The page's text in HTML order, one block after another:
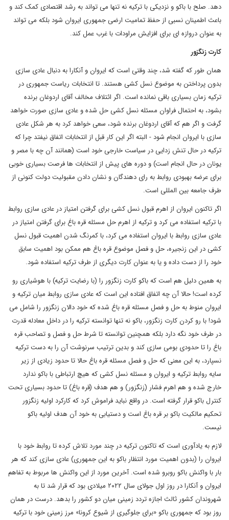
دهد. صلح با باکو و نزدیکی با ترکیه نه تنها می تواند به رشد اقتصادی کمک کند و
باعث اطمینان نسبی از حفظ تمامیت ارضی جمهوری ایروان شود بلکه می تواند
به عنوان دروازه ای برای افزایش مراودات با غرب عمل کند.
کارت زنگزور
همان طور که گفته شد، چند وقتی است که ایروان و آنکارا به دنبال عادی سازی
بدون پرداختن به موضوع نسل کشی هستند. تا انتخابات ریاست جمهوری در
ترکیه زمان بسیاری باقی نمانده است. اگر ائتلاف مخالف آقای اردوغان برنده
بشود، به احتمال فراوان مسئله نسل کشی حل شده و عادی سازی صورت خواهد
گرفت و اگر هم که آقای اردوغان برنده شود، سعی خواهد کرد به هر شکل عادی
سازی با ایروان انجام شود - البته اگر این کار قبل از انتخابات اتفاق نیفتد چرا که
ترکیه در حال تنش زدایی در سیاست خارجی خود است (همانند آن چه با مصر و
یونان در حال انجام است) و دوره های پیش از انتخابات ها فرصت بسیاری خوبی
برای عرضه بهبودی روابط به رای دهندگان و نشان دادن مقبولیت دولت کنونی از
طرف جامعه بین المللی است.
اگر تاکنون ایروان از اهرم قبول نسل کشی برای گرفتن امتیاز در عادی سازی روابط
با ترکیه استفاده می کرد و ترکیه از اهرم حل مسئله قره باغ برای گرفتن امتیاز در
عادی سازی روابط با ایروان استفاده می کرد، با کمرنگ شدن اهمیت قبول نسل
کشی در این زنجیره، حل و فصل موضوع قره باغ هم ممکن بود اهمیت سابق
خود را از دست داده و یا به عنوان کارت دیگری از طرف ترکیه استفاده شود.
به همین دلیل هم است که باکو کارت زنگزور را (با رضایت ترکیه) با هوشیاری رو
کرده است! حالا آن چه اتفاق افتاده این است که عادی سازی روابط میان ترکیه و
ایروان منوط به حل و فصل مسئله قره باغ شده که خود دالان زنگزور را شامل می
شود! با رو کردن کارت زنگزور، باکو نه تنها توانسته ترکیه را در داخل معادله قدرت
در طرف خود نگه دارد بلکه همچنین توانسته تا شرط حل و فصل و تصاحب قره
باغ را تا حدودی بومی سازی کند و بدین ترتیب سرنوشت آن را به دست ترکیه
نسپارد، به این معنی که حل و فصل مسئله قره باغ حالا تا حدود زیادی از زیر
سایه روابط ترکیه و ایروان و مسئله نسل کشی که هیچ ارتباطی با باکو ندارد
خارج شده و هم اهرم فشار (زنگزور) و هم هدف (قره باغ) تا حدود بسیاری تحت
کنترل باکو قرار گرفته است. در واقع نباید فراموش کرد که کارکرد اولیه زنگزور
تحکیم مالکیت باکو بر قره باغ است و دستیابی به خود آن هدف اولیه باکو
نیست.
لازم به یادآوری است که تاکنون ترکیه در چند مورد تلاش کرده تا روابط خود با
ایروان را (بدون اهمیت مورد انتظار باکو به این جمهوری) عادی سازی کند که هر
بار با واکنش باکو روبرو شده است. آخرین مورد از این واکنش ها مربوط به تفاهم
ایروان و آنکارا در روز اول جولای سال ۲۰۲۲ میلادی بود که قرار شد تا به
شهروندان کشور ثالث اجازه تردد زمینی میان دو کشور را بدهد. درست در همان
روز بود که جمهوری باکو «برای جلوگیری از شیوع کرونا» مرز زمینی خود با ترکیه